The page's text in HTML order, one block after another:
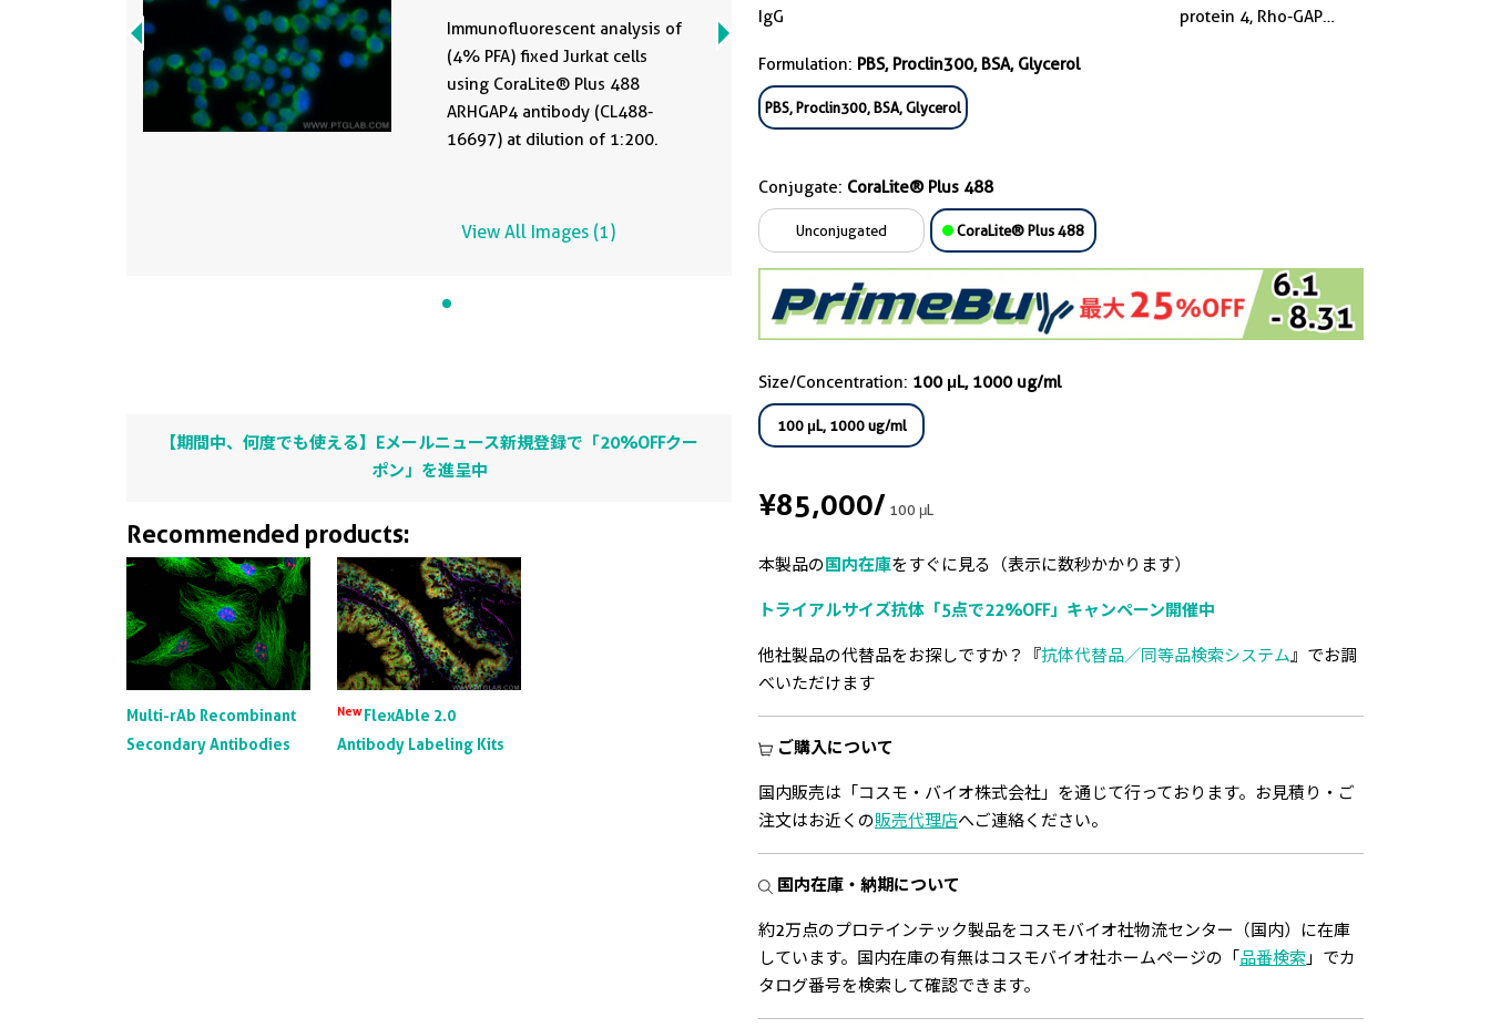
Immunofluorescent analysis of
(4% PFA) fixed Jurkat cells
using CoraLite® Plus 488
ARHGAP4 antibody (CL488-
16697) at dilution of 1:200.
View All Images (1)
【期間中、何度でも使える】Eメールニュース新規登録で「20%OFFクー
ポン」を進呈中
Recommended products:
Multi-rAb Recombinant
Secondary Antibodies
NewFlexAble 2.0
Antibody Labeling Kits
IgG
protein 4, Rho-GAP
Formulation: PBS, Proclin300, BSA, Glycerol
PBS, Proclin300, BSA, Glycerol
Conjugate: CoraLite® Plus 488
Unconjugated CoraLite® Plus 488
Size/Concentration: 100 μL, 1000 ug/ml
100 μL, 1000 ug/ml
¥85,000/100 μL
本製品の 国内在庫をすぐに見る（表示に数秒かかります）
トライアルサイズ抗体「5点で22%OFF」キャンペーン開催中
他社製品の代替品をお探しですか？『抗体代替品／同等品検索システム』でお調
べいただけます
ご購入について
国内販売は「コスモ・バイオ株式会社」を通じて行っております。お見積り・ご
注文はお近くの販売代理店へご連絡ください。
国内在庫・納期について
約2万点のプロテインテック製品をコスモバイオ社物流センター（国内）に在庫
しています。国内在庫の有無はコスモバイオ社ホームページの「 品番検索 」でカ
タログ番号を検索して確認できます。